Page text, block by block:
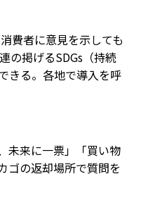
費者に意見を示しても
の掲げるSDGs（持続
きる。各地で導入を呼
未来に一票」「買い物
ゴの返却場所で質問を